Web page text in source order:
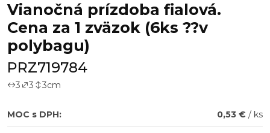
Vianočná prízdoba fialová.
Cena za 1 zväzok (6ks ??v
polybagu)
PRZ719784
3 3 3cm
MOC s DPH: 0,53 € / ks